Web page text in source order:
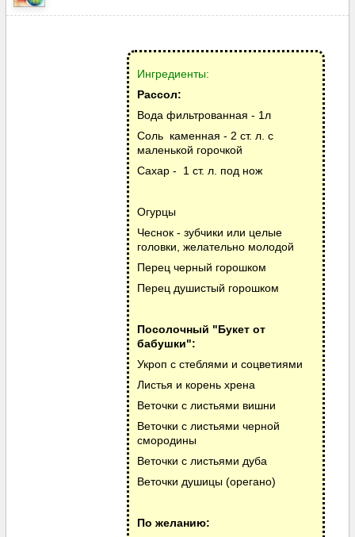
Ингредиенты:
Рассол:
Вода фильтрованная - 1л
Соль каменная - 2 ст. л. с
маленькой горочкой
Сахар - 1 ст. л. под нож
Огурцы
Чеснок - зубчики или целые
головки, желательно молодой
Перец черный горошком
Перец душистый горошком
Посолочный "Букет от
бабушки":
Укроп с стеблями и соцветиями
Листья и корень хрена
Веточки с листьями вишни
Веточки с листьями черной
смородины
Веточки с листьями дуба
Веточки душицы (орегано)
По желанию: